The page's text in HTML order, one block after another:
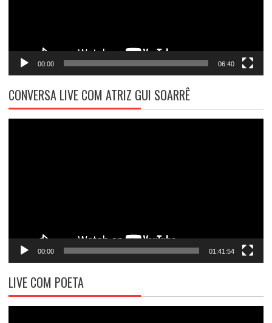
00:00 06:40
CONVERSA LIVE COM ATRIZ GUI SOARRÊ
00:00 01:41:54
LIVE COM POETA